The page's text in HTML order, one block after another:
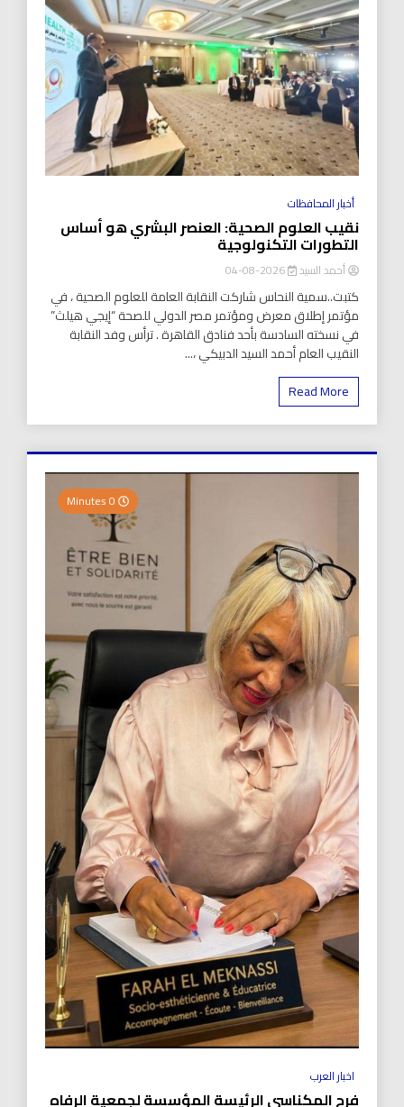
أخبار المحافظات
نقيب العلوم الصحية: العنصر البشري هو أساس
التطورات التكنولوجية
أحمد السيد 2026-08-04
كتبت..سمية النحاس شاركت النقابة العامة للعلوم الصحية ، في
مؤتمر إطلاق معرض ومؤتمر مصر الدولي للصحة “إيجي هيلث”
في نسخته السادسة بأحد فنادق القاهرة . ترأس وفد النقابة
النقيب العام أحمد السيد الدبيكي ،...
Read More
اخبار العرب
فرح المكناسي الرئيسة المؤسسة لجمعية الرفاه